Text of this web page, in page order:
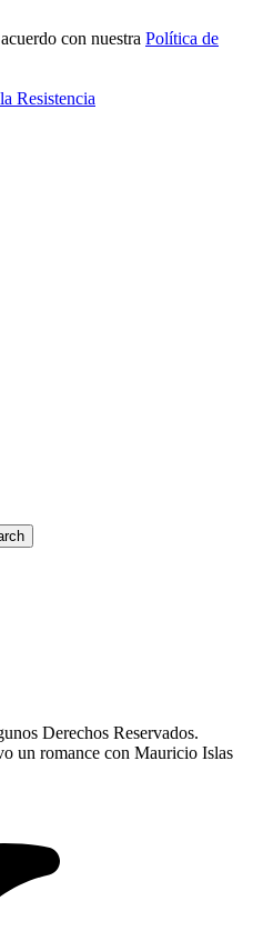
con nuestra Política de
Derechos Reservados.
un romance con Mauricio Islas